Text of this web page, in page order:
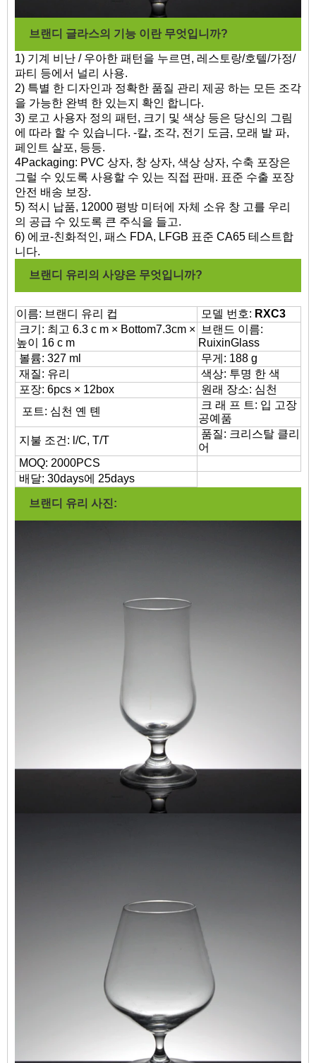
브랜디 글라스의 기능 이란 무엇입니까?
1) 기계 비난 / 우아한 패턴을 누르면, 레스토랑/호텔/가정/
파티 등에서 널리 사용.
2) 특별 한 디자인과 정확한 품질 관리 제공 하는 모든 조각
을 가능한 완벽 한 있는지 확인 합니다.
3) 로고 사용자 정의 패턴, 크기 및 색상 등은 당신의 그림
에 따라 할 수 있습니다. -칼, 조각, 전기 도금, 모래 발 파,
페인트 살포, 등등.
4Packaging: PVC 상자, 창 상자, 색상 상자, 수축 포장은
그럴 수 있도록 사용할 수 있는 직접 판매. 표준 수출 포장
안전 배송 보장.
5) 적시 납품, 12000 평방 미터에 자체 소유 창 고를 우리
의 공급 수 있도록 큰 주식을 들고.
6) 에코-친화적인, 패스 FDA, LFGB 표준 CA65 테스트합
니다.
브랜디 유리의 사양은 무엇입니까?
이름: 브랜디 유리 컵 모델 번호: RXC3
크기: 최고 6.3 c m × Bottom7.3cm ×
높이 16 c m
브랜드 이름:
RuixinGlass
볼륨: 327 ml
무게: 188 g
재질: 유리
색상: 투명 한 색
포장: 6pcs × 12box
원래 장소: 심천
포트: 심천 옌 톈
크 래 프 트: 입 고장
공예품
지불 조건: l/C, T/T
품질: 크리스탈 클리
어
MOQ: 2000PCS
배달: 30days에 25days
브랜디 유리 사진: